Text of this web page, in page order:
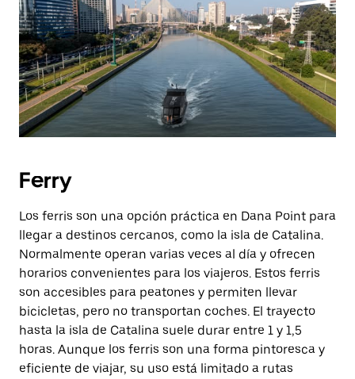
Ferry
Los ferris son una opción práctica en Dana Point para
llegar a destinos cercanos, como la isla de Catalina.
Normalmente operan varias veces al día y ofrecen
horarios convenientes para los viajeros. Estos ferris
son accesibles para peatones y permiten llevar
bicicletas, pero no transportan coches. El trayecto
hasta la isla de Catalina suele durar entre 1 y 1,5
horas. Aunque los ferris son una forma pintoresca y
eficiente de viajar, su uso está limitado a rutas